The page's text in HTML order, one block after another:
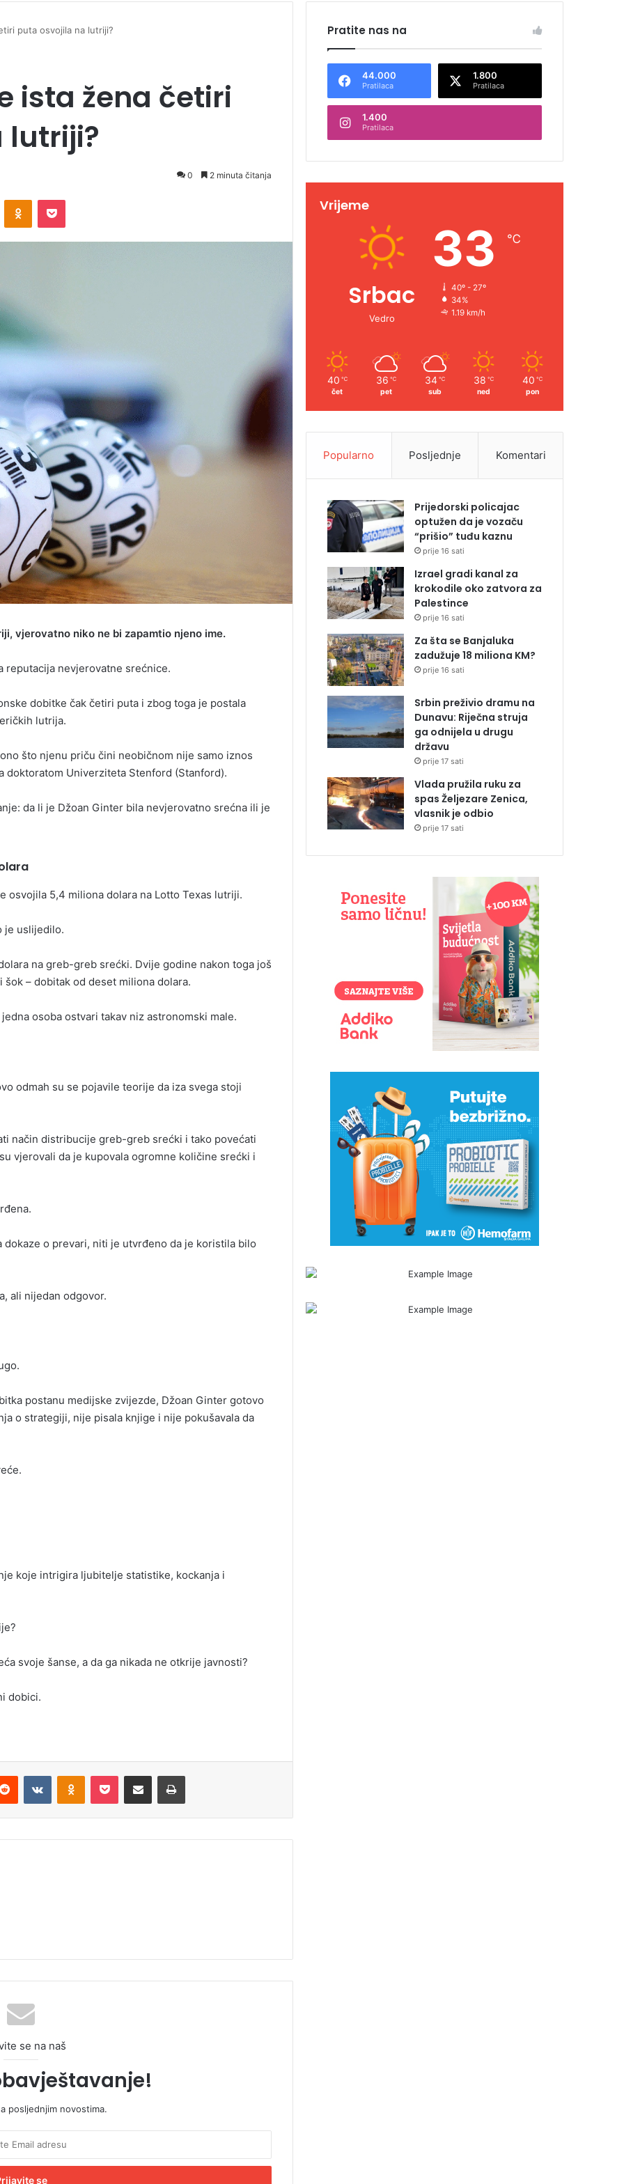
puta osvojila na lutriji?
ista žena četiri
lutriji?
0 2 minuta čitanja
vjerovatno niko ne bi zapamtio njeno ime.
reputacija nevjerovatne srećnice.
dobitke čak četiri puta i zbog toga je postala
lutrija.
što njenu priču čini neobičnom nije samo iznos
doktoratom Univerziteta Stenford (Stanford).
da li je Džoan Ginter bila nevjerovatno srećna ili je
osvojila 5,4 miliona dolara na Lotto Texas lutriji.
je uslijedilo.
na greb-greb srećki. Dvije godine nakon toga još
– dobitak od deset miliona dolara.
osoba ostvari takav niz astronomski male.
odmah su se pojavile teorije da iza svega stoji
način distribucije greb-greb srećki i tako povećati
vjerovali da je kupovala ogromne količine srećki i
o prevari, niti je utvrđeno da je koristila bilo
ali nijedan odgovor.
postanu medijske zvijezde, Džoan Ginter gotovo
o strategiji, nije pisala knjige i nije pokušavala da
koje intrigira ljubitelje statistike, kockanja i
svoje šanse, a da ga nikada ne otkrije javnosti?
dobici.
se na naš
posljednjim novostima.
Pratite nas na
44.000
Pratilaca
1.800
Pratilaca
1.400
Pratilaca
Vrijeme
Srbac
Vedro
33 ℃
40º - 27º
34%
1.19 km/h
40 ℃
čet
36 ℃
pet
34 ℃
sub
38 ℃
ned
40 ℃
pon
Popularno Posljednje Komentari
Prijedorski policajac
optužen da je vozaču
“prišio” tuđu kaznu
prije 16 sati
Izrael gradi kanal za
krokodile oko zatvora za
Palestince
prije 16 sati
Za šta se Banjaluka
zadužuje 18 miliona KM?
prije 16 sati
Srbin preživio dramu na
Dunavu: Riječna struja
ga odnijela u drugu
državu
prije 17 sati
Vlada pružila ruku za
spas Željezare Zenica,
vlasnik je odbio
prije 17 sati